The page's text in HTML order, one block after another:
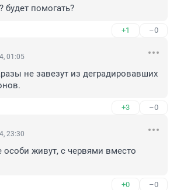
будет помогать?
+1 –0
01:05
не завезут из деградировавших
+3 –0
23:30
особи живут, с червями вместо
+0 –0